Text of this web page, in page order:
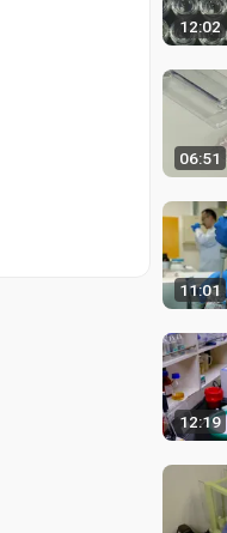
12:02
06:51
11:01
12:19